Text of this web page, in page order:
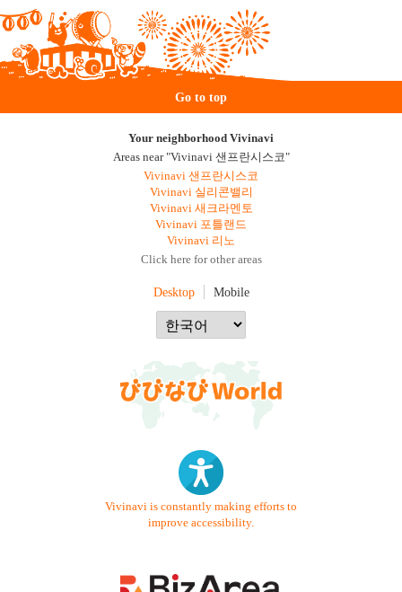
Go to top
Your neighborhood Vivinavi
Areas near "Vivinavi 샌프란시스코"
Vivinavi 샌프란시스코
Vivinavi 실리콘밸리
Vivinavi 새크라멘토
Vivinavi 포틀랜드
Vivinavi 리노
Click here for other areas
Desktop Mobile
Vivinavi is constantly making efforts to
improve accessibility.